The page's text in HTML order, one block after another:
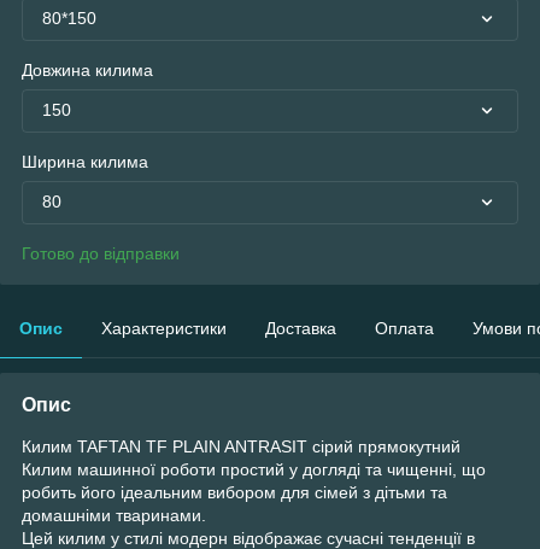
80*150
Довжина килима
150
Ширина килима
80
Готово до відправки
Опис Характеристики Доставка Оплата Умови
Опис
Килим TAFTAN TF PLAIN ANTRASIT сірий прямокутний
Килим машинної роботи простий у догляді та чищенні, що
робить його ідеальним вибором для сімей з дітьми та
домашніми тваринами.
Цей килим у стилі модерн відображає сучасні тенденції в